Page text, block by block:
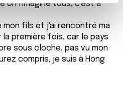
de personnaliser le contenu
fonctionnalités relatives aux
notre trafic. Nous
informations sur l'utilisation de
de médias sociaux, de
combiner celles-ci
vous leur avez fournies
de votre utilisation de leurs
on l'imagine tous, c'est à
mon fils et j'ai rencontré ma
première fois, car le pays
sous cloche, pas vu mon
compris, je suis à Hong